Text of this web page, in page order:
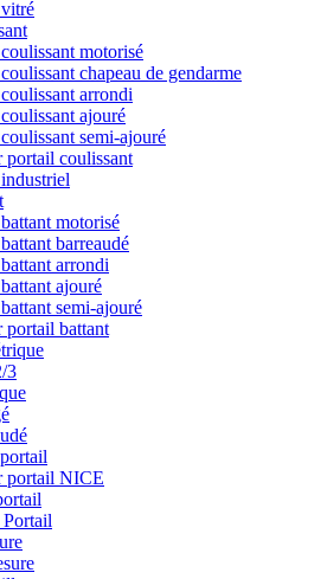
motorisé
chapeau de gendarme
arrondi
ajouré
semi-ajouré
portail coulissant
motorisé
barreaudé
arrondi
ajouré
semi-ajouré
portail battant
3
portail NICE
Portail